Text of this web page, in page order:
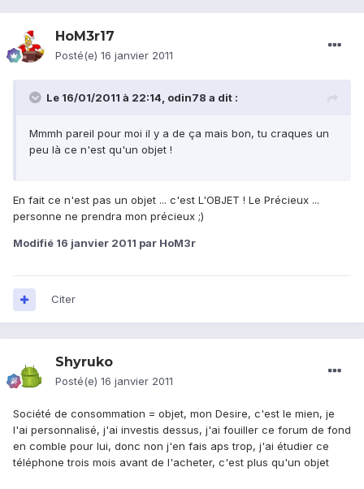
HoM3r17
Posté(e) 16 janvier 2011
Le 16/01/2011 à 22:14, odin78 a dit :
Mmmh pareil pour moi il y a de ça mais bon, tu craques un
peu là ce n'est qu'un objet !
En fait ce n'est pas un objet ... c'est L'OBJET ! Le Précieux ...
personne ne prendra mon précieux ;)
Modifié 16 janvier 2011 par HoM3r
Citer
Shyruko
Posté(e) 16 janvier 2011
Société de consommation = objet, mon Desire, c'est le mien, je
l'ai personnalisé, j'ai investis dessus, j'ai fouiller ce forum de fond
en comble pour lui, donc non j'en fais aps trop, j'ai étudier ce
téléphone trois mois avant de l'acheter, c'est plus qu'un objet